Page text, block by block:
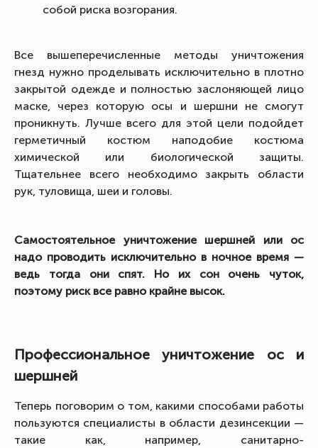
собой риска возгорания.
Все вышеперечисленные методы уничтожения
гнезд нужно проделывать исключительно в плотно
закрытой одежде и полностью заслоняющей лицо
маске, через которую осы и шершни не смогут
проникнуть. Лучше всего для этой цели подойдет
герметичный костюм наподобие костюма
химической или биологической защиты.
Тщательнее всего необходимо закрыть области
рук, туловища, шеи и головы.
Самостоятельное уничтожение шершней или ос
надо проводить исключительно в ночное время —
ведь тогда они спят. Но их сон очень чуток,
поэтому риск все равно крайне высок.
Профессиональное уничтожение ос и
шершней
Теперь поговорим о том, какими способами работы
пользуются специалисты в области дезинсекции —
такие как, например, санитарно-